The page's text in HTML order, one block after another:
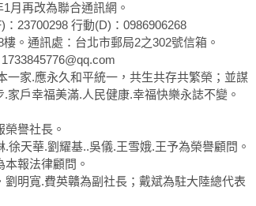
月再改為聯合通訊網。
23700298 行動(D)：0986906268
。通訊處：台北市郵局2之302號信箱。
一家.應永久和平統一，共生共存共繁榮；並謀
家戶幸福美滿.人民健康.幸福快樂永誌不變。
譽社長。
徐天華.劉耀基..吳儀.王雪娥.王予為榮譽顧問。
報法律顧問。
明寬.費英贛為副社長；戴斌為駐大陸總代表